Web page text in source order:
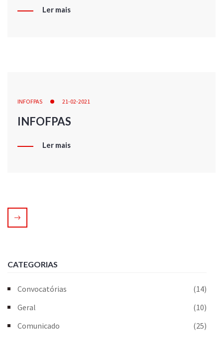
Ler mais
INFOFPAS 21-02-2021
INFOFPAS
Ler mais
CATEGORIAS
Convocatórias
(14)
Geral
(10)
Comunicado
(25)